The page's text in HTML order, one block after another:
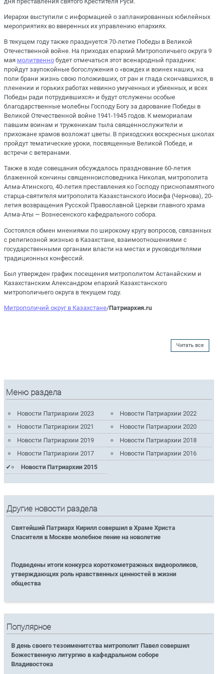
Иерархи выступили с информацией о запланированных юбилейных
мероприятиях во вверенных их управлению епархиях.
В текущем году также празднуется 70-летие Победы в Великой
Отечественной войне. На приходах епархий Митрополичьего округа 9
мая молитвенно будет отмечаться этот всенародный праздник:
пройдут заупокойные богослужения о «вождех и воинех наших, на
поли брани жизнь свою положивших, от ран и глада скончавшихся, в
пленении и горьких работах невинно умученных и убиенных, и всех
Победы ради потрудившихся» и будут отслужены особые
благодарственные молебны Господу Богу за дарование Победы в
Великой Отечественной войне 1941-1945 годов. К мемориалам
павшим воинам и труженикам тыла священнослужители и
прихожане храмов возложат цветы. В приходских воскресных школах
пройдут тематические уроки, посвященные Великой Победе, и
встречи с ветеранами.
Также в ходе совещания обсуждалось празднование 60-летия
блаженной кончины священноисповедника Николая, митрополита
Алма-Атинского, 40-летия преставления ко Господу приснопамятного
старца-святителя митрополита Казахстанского Иосифа (Чернова), 20-
летия возвращения Русской Православной Церкви главного храма
Алма-Аты — Вознесенского кафедрального собора.
Состоялся обмен мнениями по широкому кругу вопросов, связанных
с религиозной жизнью в Казахстане, взаимоотношениями с
государственными органами власти на местах и руководителями
традиционных конфессий.
Был утвержден график посещения митрополитом Астанайским и
Казахстанским Александром епархий Казахстанского
митрополичьего округа в текущем году.
Митрополичий округ в Казахстане/Патриархия.ru
Читать все
Меню раздела
Новости Патриархии 2023
Новости Патриархии 2022
Новости Патриархии 2021
Новости Патриархии 2020
Новости Патриархии 2019
Новости Патриархии 2018
Новости Патриархии 2017
Новости Патриархии 2016
Новости Патриархии 2015
Другие новости раздела
Святейший Патриарх Кирилл совершил в Храме Христа
Спасителя в Москве молебное пение на новолетие
Подведены итоги конкурса короткометражных видеороликов,
утверждающих роль нравственных ценностей в жизни
общества
Популярное
В день своего тезоименитства митрополит Павел совершил
Божественную литургию в кафедральном соборе
Владивостока